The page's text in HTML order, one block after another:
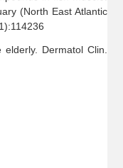
(North East Atlantic
Dermatol Clin.